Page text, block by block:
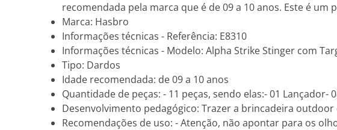
recomendada pela marca que é de 09 a 10 anos. Este é um
Marca: Hasbro
Informações técnicas - Referência: E8310
Informações técnicas - Modelo: Alpha Strike Stinger com
Tipo: Dardos
Idade recomendada: de 09 a 10 anos
Quantidade de peças: - 11 peças, sendo elas:- 01
Desenvolvimento pedagógico: Trazer a brincadeira
Recomendações de uso: - Atenção, não apontar para os